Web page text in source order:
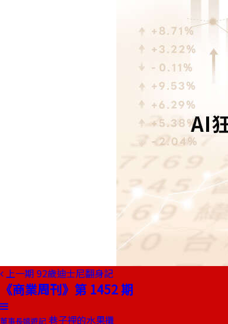
上一期 92歲迪士尼翻身記
《商業周刊》第 1452 期
董事長嬉遊記 巷子裡的水果攤